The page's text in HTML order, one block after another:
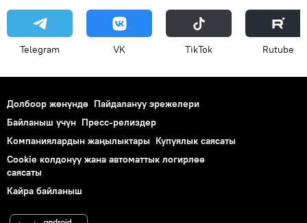
Telegram VK ТikТоk Rutube
Долбоор жөнүндө Пайдалануу эрежелери
Байланыш үчүн Пресс-релиздер
Компаниялардын жаңылыктары Купуялык саясаты
Cookie колдонуу жана автоматтык логирлөө
саясаты
Кайра байланыш